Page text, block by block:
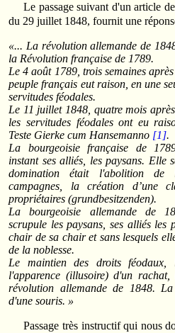
Le passage suivant d'un article
du 29 juillet 1848, fournit une
«... La révolution allemande de
la Révolution française de 1789.
Le 4 août 1789, trois semaines
peuple français eut raison, en une
servitudes féodales.
Le 11 juillet 1848, quatre mois
les servitudes féodales ont eu
Teste Gierke cum Hansemanno [1].
La bourgeoisie française de
instant ses alliés, les paysans. Elle
domination était l'abolition de
campagnes, la création d’une
propriétaires (grundbesitzenden).
La bourgeoisie allemande de
scrupule les paysans, ses alliés les
chair de sa chair et sans lesquels
de la noblesse.
Le maintien des droits féodaux,
l'apparence (illusoire) d'un
révolution allemande de 1848.
d'une souris. »
Passage très instructif qui nous